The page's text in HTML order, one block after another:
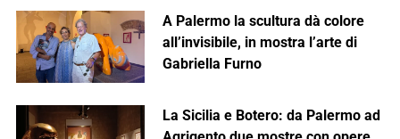
A Palermo la scultura dà colore
all’invisibile, in mostra l’arte di
Gabriella Furno
La Sicilia e Botero: da Palermo ad